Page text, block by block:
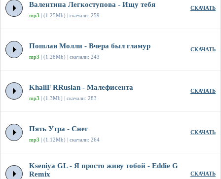
Валентина Легкоступова - Ищу тебя
mp3 | (1.25Mb) | скачали: 259
СКАЧАТЬ
Пошлая Молли - Вчера был гламур
mp3 | (1.28Mb) | скачали: 243
СКАЧАТЬ
KhaliF RRuslan - Малефисента
mp3 | (1.3Mb) | скачали: 283
СКАЧАТЬ
Пять Утра - Снег
mp3 | (1.12Mb) | скачали: 264
СКАЧАТЬ
Kseniya GL - Я просто живу тобой - Eddie G
Remix
СКАЧАТЬ